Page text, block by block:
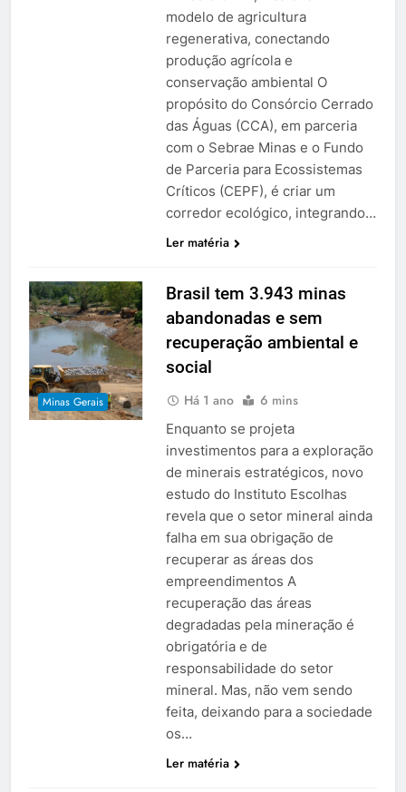
modelo de agricultura
regenerativa, conectando
produção agrícola e
conservação ambiental O
propósito do Consórcio Cerrado
das Águas (CCA), em parceria
com o Sebrae Minas e o Fundo
de Parceria para Ecossistemas
Críticos (CEPF), é criar um
corredor ecológico, integrando…
Ler matéria
Minas Gerais
Brasil tem 3.943 minas
abandonadas e sem
recuperação ambiental e
social
Há 1 ano 6 mins
Enquanto se projeta
investimentos para a exploração
de minerais estratégicos, novo
estudo do Instituto Escolhas
revela que o setor mineral ainda
falha em sua obrigação de
recuperar as áreas dos
empreendimentos A
recuperação das áreas
degradadas pela mineração é
obrigatória e de
responsabilidade do setor
mineral. Mas, não vem sendo
feita, deixando para a sociedade
os…
Ler matéria